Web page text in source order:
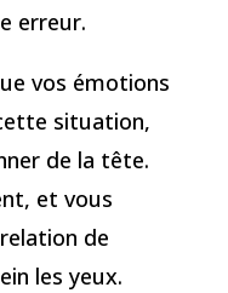
erreur.
vos émotions
situation,
de la tête.
et vous
de
les yeux.